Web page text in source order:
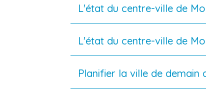
L'état du centre-ville de
L'état du centre-ville de
Planifier la ville de demain